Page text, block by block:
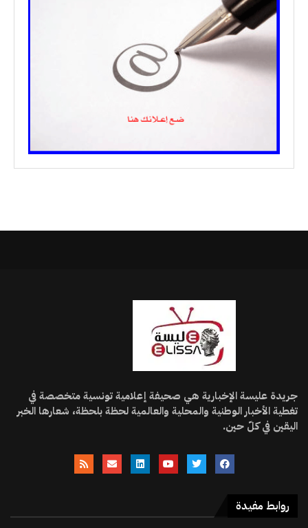
جريدة عليسة الإخبارية هي صحيفة إعلامية تونسية متخصصة في
تغطية الأخبار الوطنية والمحلية والعالمية لحظة بلحظة، شعارها الخبر
اليقين في كلّ حين.
روابط مفيدة